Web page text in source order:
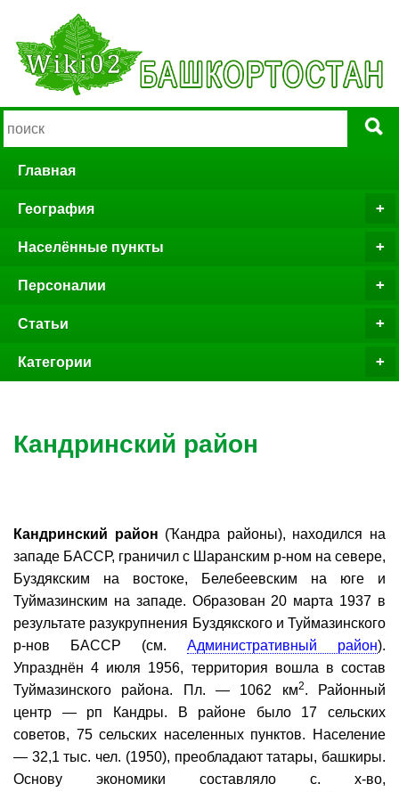
Главная
География
Населённые пункты
Персоналии
Статьи
Категории
Кандринский район
Кандринский район (Ҡандра районы), находился на
западе БАССР, граничил с Шаранским р-ном на севере,
Буздякским на востоке, Белебеевским на юге и
Туймазинским на западе. Образован 20 марта 1937 в
результате разукрупнения Буздякского и Туймазинского
р-нов БАССР (см. Административный район).
Упразднён 4 июля 1956, территория вошла в состав
Туймазинского района. Пл. — 1062 км2. Районный
центр — рп Кандры. В районе было 17 сельских
советов, 75 сельских населенных пунктов. Население
— 32,1 тыс. чел. (1950), преобладают татары, башкиры.
Основу экономики составляло с. х-во,